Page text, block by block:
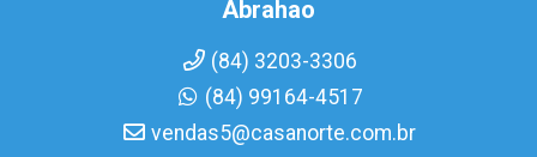
Abrahao
(84) 3203-3306
(84) 99164-4517
vendas5@casanorte.com.br